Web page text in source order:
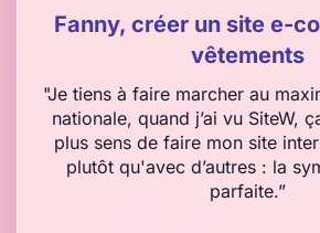
Fanny, créer un site e-
vêtements
"Je tiens à faire marcher au
nationale, quand j’ai vu SiteW,
plus sens de faire mon site
plutôt qu'avec d’autres : la
parfaite.”